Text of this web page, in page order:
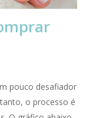
pouco desafiador
o processo é